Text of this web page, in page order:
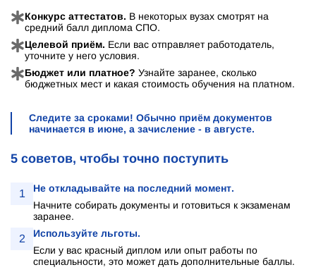
Конкурс аттестатов. В некоторых вузах смотрят на
средний балл диплома СПО.
Целевой приём. Если вас отправляет работодатель,
уточните у него условия.
Бюджет или платное? Узнайте заранее, сколько
бюджетных мест и какая стоимость обучения на платном.
Следите за сроками! Обычно приём документов
начинается в июне, а зачисление - в августе.
5 советов, чтобы точно поступить
1
Не откладывайте на последний момент.
Начните собирать документы и готовиться к экзаменам
заранее.
2
Используйте льготы.
Если у вас красный диплом или опыт работы по
специальности, это может дать дополнительные баллы.